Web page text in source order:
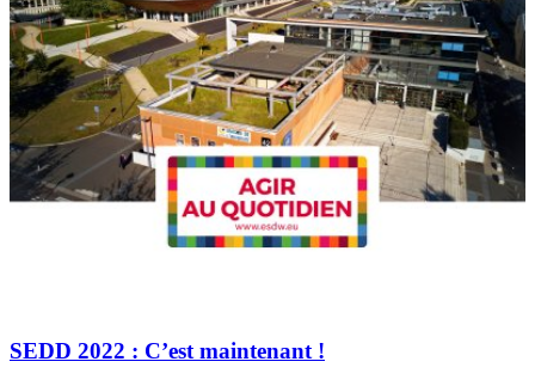
SEDD 2022 : C’est maintenant !